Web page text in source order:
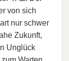
von sich
nur schwer
Zukunft,
Unglück